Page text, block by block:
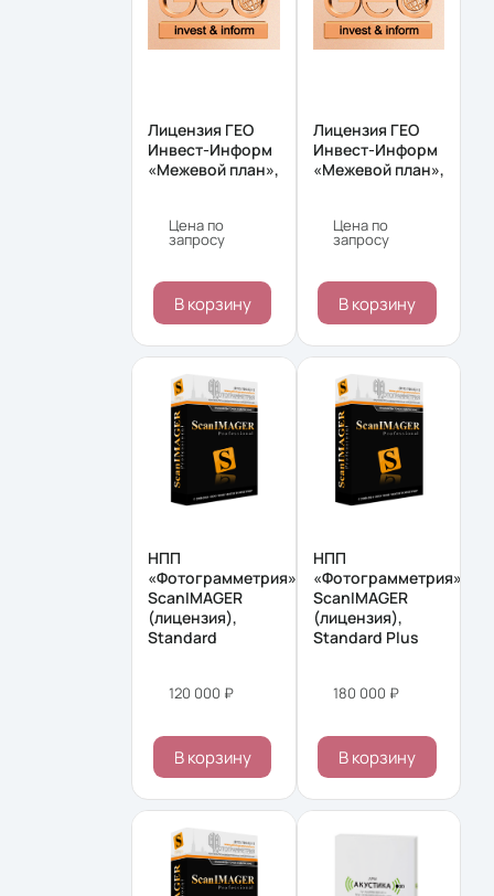
Лицензия ГЕО
Инвест-Информ
«Межевой план»,
Цена по
запросу
В корзину
Лицензия ГЕО
Инвест-Информ
«Межевой план»,
Цена по
запросу
В корзину
НПП
«Фотограмметрия»
ScanIMAGER
(лицензия),
Standard
120 000 ₽
В корзину
НПП
«Фотограмметрия»
ScanIMAGER
(лицензия),
Standard Plus
180 000 ₽
В корзину